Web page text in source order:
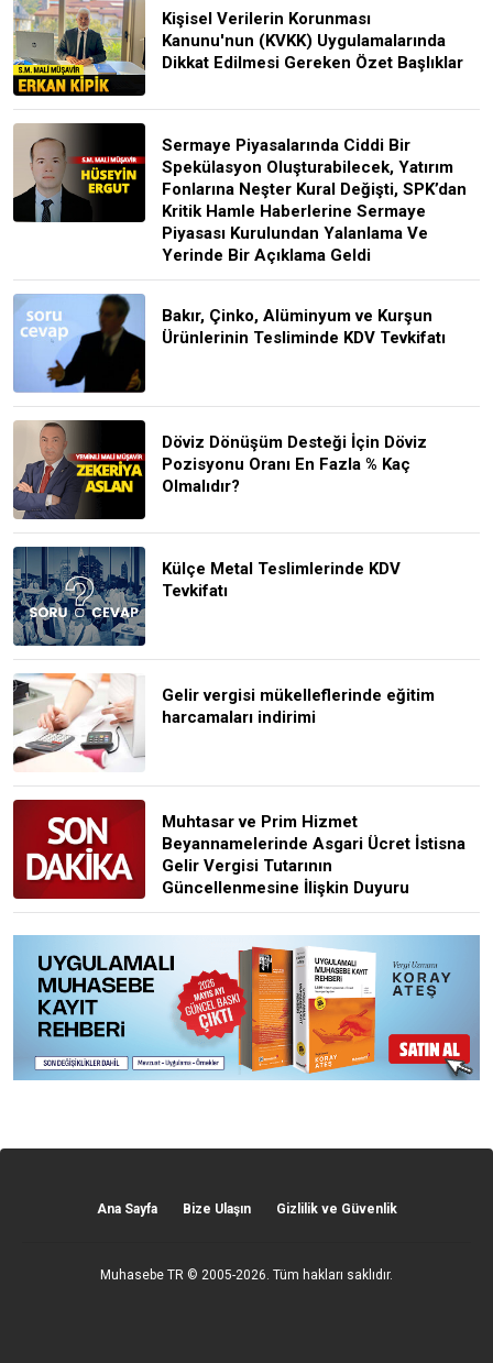
Kişisel Verilerin Korunması
Kanunu'nun (KVKK) Uygulamalarında
Dikkat Edilmesi Gereken Özet Başlıklar
Sermaye Piyasalarında Ciddi Bir
Spekülasyon Oluşturabilecek, Yatırım
Fonlarına Neşter Kural Değişti, SPK’dan
Kritik Hamle Haberlerine Sermaye
Piyasası Kurulundan Yalanlama Ve
Yerinde Bir Açıklama Geldi
Bakır, Çinko, Alüminyum ve Kurşun
Ürünlerinin Tesliminde KDV Tevkifatı
Döviz Dönüşüm Desteği İçin Döviz
Pozisyonu Oranı En Fazla % Kaç
Olmalıdır?
Külçe Metal Teslimlerinde KDV
Tevkifatı
Gelir vergisi mükelleflerinde eğitim
harcamaları indirimi
Muhtasar ve Prim Hizmet
Beyannamelerinde Asgari Ücret İstisna
Gelir Vergisi Tutarının
Güncellenmesine İlişkin Duyuru
Ana Sayfa Bize Ulaşın Gizlilik ve Güvenlik
Muhasebe TR © 2005-2026. Tüm hakları saklıdır.